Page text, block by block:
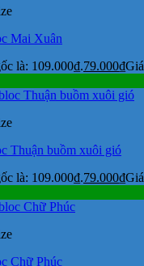
Mai Xuân
là: 109.000₫.79.000₫
Thuận buồm xuôi gió
là: 109.000₫.79.000₫
Chữ Phúc